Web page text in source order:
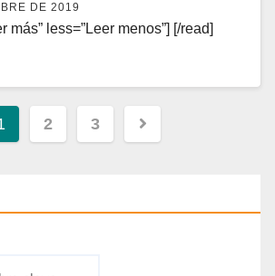
DE 2019
más” less=”Leer menos”] [/read]
2 3